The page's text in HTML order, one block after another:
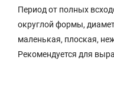
Период от полных
округлой формы,
маленькая, плоская,
Рекомендуется для